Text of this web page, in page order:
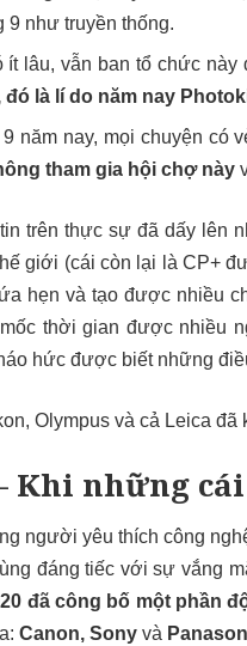
9 như truyền thống.
ít lâu, vẫn ban tổ chức này
đó là lí do năm nay
năm nay, mọi chuyện có
tham gia hội chợ này
trên thực sự đã dấy lên
giới (cái còn lại là CP+
hẹn và tạo được nhiều
mốc thời gian được nhiều
hức được biết những
Olympus và cả Leica
Khi những
người yêu thích công
đáng tiếc với sự vắng
đã công bố một phần
Canon, Sony và